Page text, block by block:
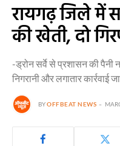
रायगढ़ जिले में
की खेती, दाे
-ड्रोन सर्वे से प्रशासन की
निगरानी और लगातार कार्रवाई
BYOFFBEAT NEWS